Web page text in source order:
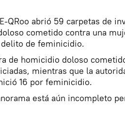
QRoo abrió 59 carpetas de
cometido contra una
de feminicidio.
de homicidio doloso
mientras que la
16 por feminicidio.
está aún incompleto